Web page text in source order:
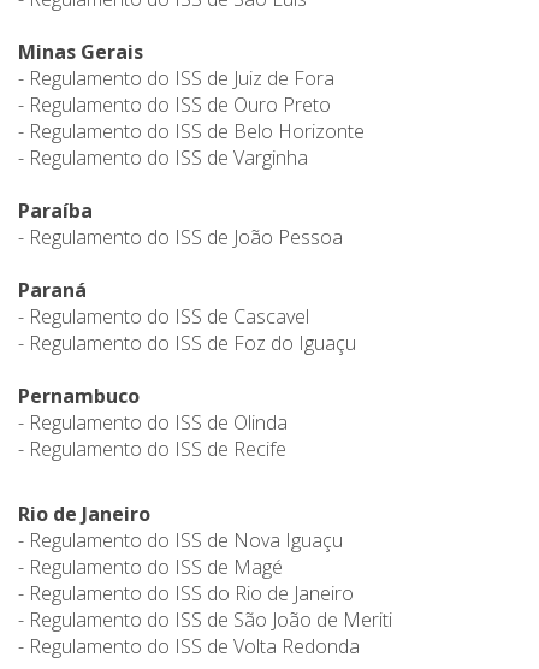
Minas Gerais
- Regulamento do ISS de Juiz de Fora
- Regulamento do ISS de Ouro Preto
- Regulamento do ISS de Belo Horizonte
- Regulamento do ISS de Varginha
Paraíba
- Regulamento do ISS de João Pessoa
Paraná
- Regulamento do ISS de Cascavel
- Regulamento do ISS de Foz do Iguaçu
Pernambuco
- Regulamento do ISS de Olinda
- Regulamento do ISS de Recife
Rio de Janeiro
- Regulamento do ISS de Nova Iguaçu
- Regulamento do ISS de Magé
- Regulamento do ISS do Rio de Janeiro
- Regulamento do ISS de São João de Meriti
- Regulamento do ISS de Volta Redonda